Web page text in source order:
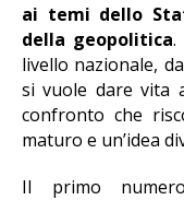
ai temi dello
della geopolitica.
livello nazionale,
si vuole dare vita
confronto che
maturo e un’idea
Il primo